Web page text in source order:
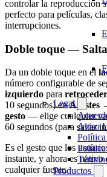
Legal
Aviso
Productos
controlar la reproducción
perfecto para películas,
interrupciones.
Doble toque —
Da un doble toque en el
número configurable de
izquierdo para retroceder
10 segundos) enAjustes
gesto — elige cualquier
60 segundos (para saltar
Es el gesto que los
instante, y ahora es
cualquier fuente.